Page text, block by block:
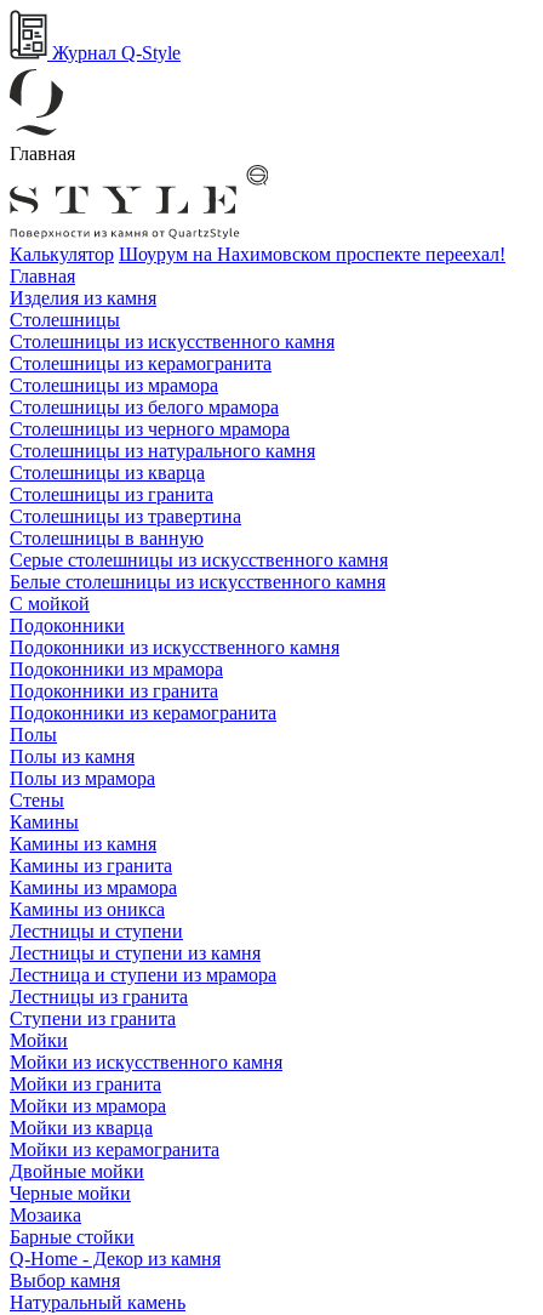
Журнал Q-Style
Главная
Калькулятор Шоурум на Нахимовском проспекте переехал!
Главная
Изделия из камня
Столешницы
Столешницы из искусственного камня
Столешницы из керамогранита
Столешницы из мрамора
Столешницы из белого мрамора
Столешницы из черного мрамора
Столешницы из натурального камня
Столешницы из кварца
Столешницы из гранита
Столешницы из травертина
Столешницы в ванную
Серые столешницы из искусственного камня
Белые столешницы из искусственного камня
С мойкой
Подоконники
Подоконники из искусственного камня
Подоконники из мрамора
Подоконники из гранита
Подоконники из керамогранита
Полы
Полы из камня
Полы из мрамора
Стены
Камины
Камины из камня
Камины из гранита
Камины из мрамора
Камины из оникса
Лестницы и ступени
Лестницы и ступени из камня
Лестница и ступени из мрамора
Лестницы из гранита
Ступени из гранита
Мойки
Мойки из искусственного камня
Мойки из гранита
Мойки из мрамора
Мойки из кварца
Мойки из керамогранита
Двойные мойки
Черные мойки
Мозаика
Барные стойки
Q-Home - Декор из камня
Выбор камня
Натуральный камень